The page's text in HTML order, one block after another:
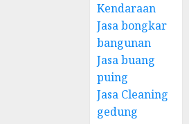
Kendaraan
Jasa bongkar
bangunan
Jasa buang
puing
Jasa Cleaning
gedung